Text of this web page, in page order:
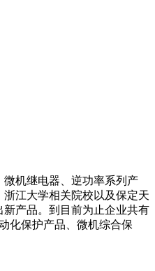
机继电器、逆功率系列产
江大学相关院校以及保定天
产品。到目前为止企业共有
化保护产品、微机综合保